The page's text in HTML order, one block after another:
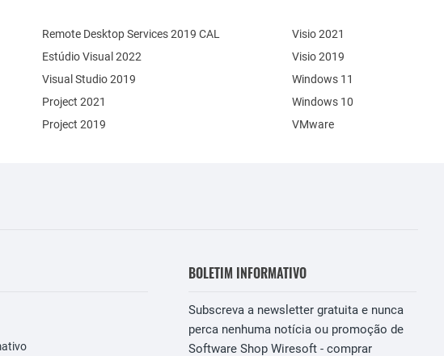
Remote Desktop Services 2019 CAL
Estúdio Visual 2022
Visual Studio 2019
Project 2021
Project 2019
Visio 2021
Visio 2019
Windows 11
Windows 10
VMware
BOLETIM INFORMATIVO
Subscreva a newsletter gratuita e nunca
perca nenhuma notícia ou promoção de
Software Shop Wiresoft - comprar